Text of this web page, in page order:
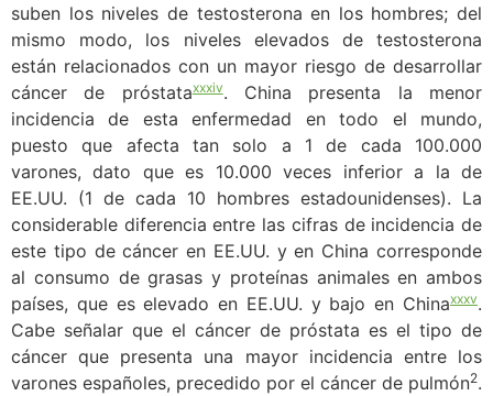
suben los niveles de testosterona en los hombres; del
mismo modo, los niveles elevados de testosterona
están relacionados con un mayor riesgo de desarrollar
cáncer de próstataxxxiv. China presenta la menor
incidencia de esta enfermedad en todo el mundo,
puesto que afecta tan solo a 1 de cada 100.000
varones, dato que es 10.000 veces inferior a la de
EE.UU. (1 de cada 10 hombres estadounidenses). La
considerable diferencia entre las cifras de incidencia de
este tipo de cáncer en EE.UU. y en China corresponde
al consumo de grasas y proteínas animales en ambos
países, que es elevado en EE.UU. y bajo en Chinaxxxv.
Cabe señalar que el cáncer de próstata es el tipo de
cáncer que presenta una mayor incidencia entre los
varones españoles, precedido por el cáncer de pulmón2.